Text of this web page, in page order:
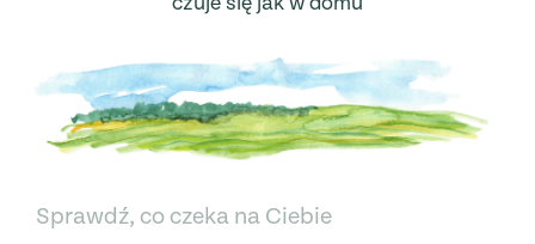
Sprawdź, co czeka na Ciebie